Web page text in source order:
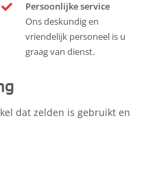
Persoonlijke service
Ons deskundig en
vriendelijk personeel is u
graag van dienst.
dat zelden is gebruikt en